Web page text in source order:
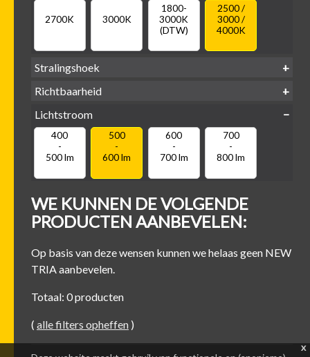
2700K 3000K
1800-
3000K
(DTW)
2500 /
3000 /
4000K
Stralingshoek
Richtbaarheid
Kantel-baar Draaibaar
Lichtstroom
400
-
500 lm
500
-
600 lm
600
-
700 lm
700
-
800 lm
WE KUNNEN DE VOLGENDE
PRODUCTEN AANBEVELEN:
Op basis van deze wensen kunnen we helaas geen NEW
TRIA aanbevelen.
Totaal: 0 producten
( alle filters opheffen )
x